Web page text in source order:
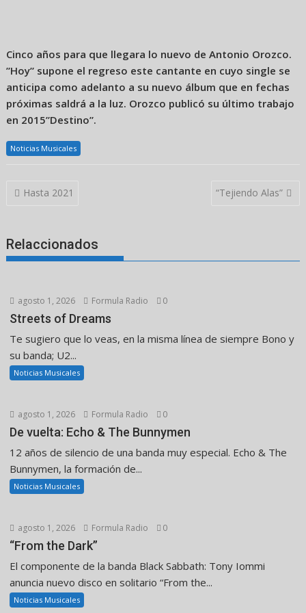
Cinco años para que llegara lo nuevo de Antonio Orozco.
”Hoy” supone el regreso este cantante en cuyo single se
anticipa como adelanto a su nuevo álbum que en fechas
próximas saldrá a la luz. Orozco publicó su último trabajo
en 2015”Destino”.
Noticias Musicales
Navegación
Hasta 2021 “Tejiendo Alas”
Relaccionados
agosto 1, 2026 Formula Radio 0
Streets of Dreams
Te sugiero que lo veas, en la misma línea de siempre Bono y
su banda; U2...
Noticias Musicales
agosto 1, 2026 Formula Radio 0
De vuelta: Echo & The Bunnymen
12 años de silencio de una banda muy especial. Echo & The
Bunnymen, la formación de...
Noticias Musicales
agosto 1, 2026 Formula Radio 0
“From the Dark”
El componente de la banda Black Sabbath: Tony Iommi
anuncia nuevo disco en solitario “From the...
Noticias Musicales